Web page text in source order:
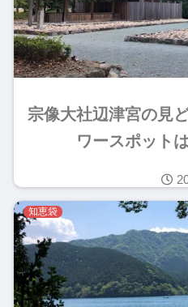
宗像大社辺津宮の見
ワースポット
知恵袋